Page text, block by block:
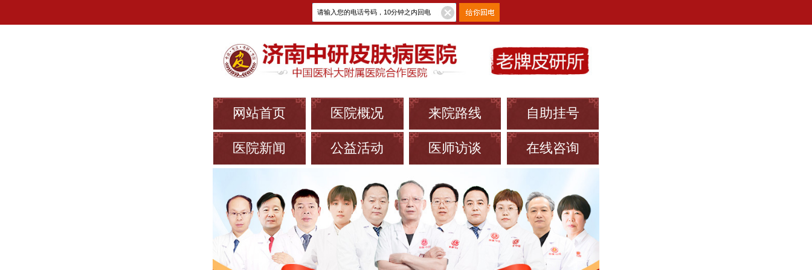
网站首页 医院概况 来院路线 自助挂号
医院新闻 公益活动 医师访谈 在线咨询